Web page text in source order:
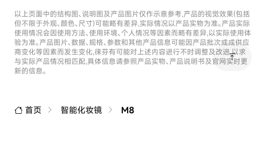
以上页面中的结构图、说明图及产品图片仅作示意参考,产品的视觉效果(包括
但不限于外观、颜色、尺寸)可能略有差异,实际情况以产品实物为准。产品实际
使用情况会因使用方法、使用环境、个人情况等因素而略有差异,以实际使用体
验为准。产品图片、数据、规格、参数和其他产品信息可能因产品批次或成供应
商变化等因素而发生变化,徕芬有可能对上述内容进行不时调整及改进,以求
与实际产品情况相匹配,具体信息请参照产品实物、产品说明书及官网实时更
新的信息。
首页 智能化妆镜 M8
vertical_align_top